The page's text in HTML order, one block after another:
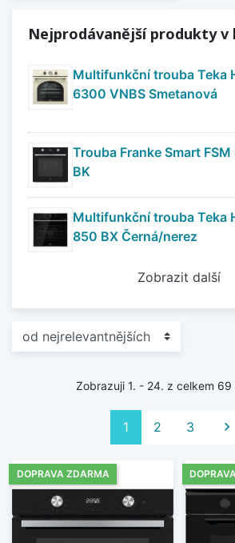
Nejprodávanější produkty
Multifunkční trouba Teka
6300 VNBS Smetanová
Trouba Franke Smart FSM
BK
Multifunkční trouba Teka
850 BX Černá/nerez
Zobrazit další
Zobrazuji 1. - 24. z celkem
1 2 3 
DOPRAVA ZDARMA